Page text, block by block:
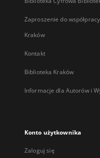
Zaproszenie do
Kraków
Kontakt
Biblioteka Kraków
Informacje dla Autorów i
Konto użytkownika
Zaloguj się